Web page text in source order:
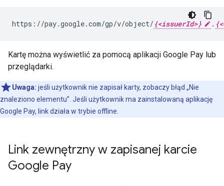
https://pay.google.com/gp/v/object/ {<issuerId>} .
Kartę można wyświetlić za pomocą aplikacji Google Pay lub
przeglądarki.
Uwaga: jeśli użytkownik nie zapisał karty, zobaczy błąd „Nie
znaleziono elementu”. Jeśli użytkownik ma zainstalowaną aplikację
Google Pay, link działa w trybie offline.
Link zewnętrzny w zapisanej karcie
Google Pay